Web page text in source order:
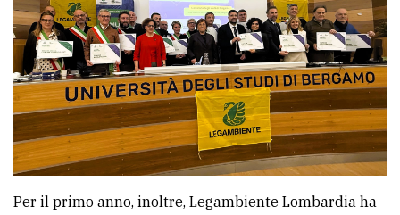
Per il primo anno, inoltre, Legambiente Lombardia ha